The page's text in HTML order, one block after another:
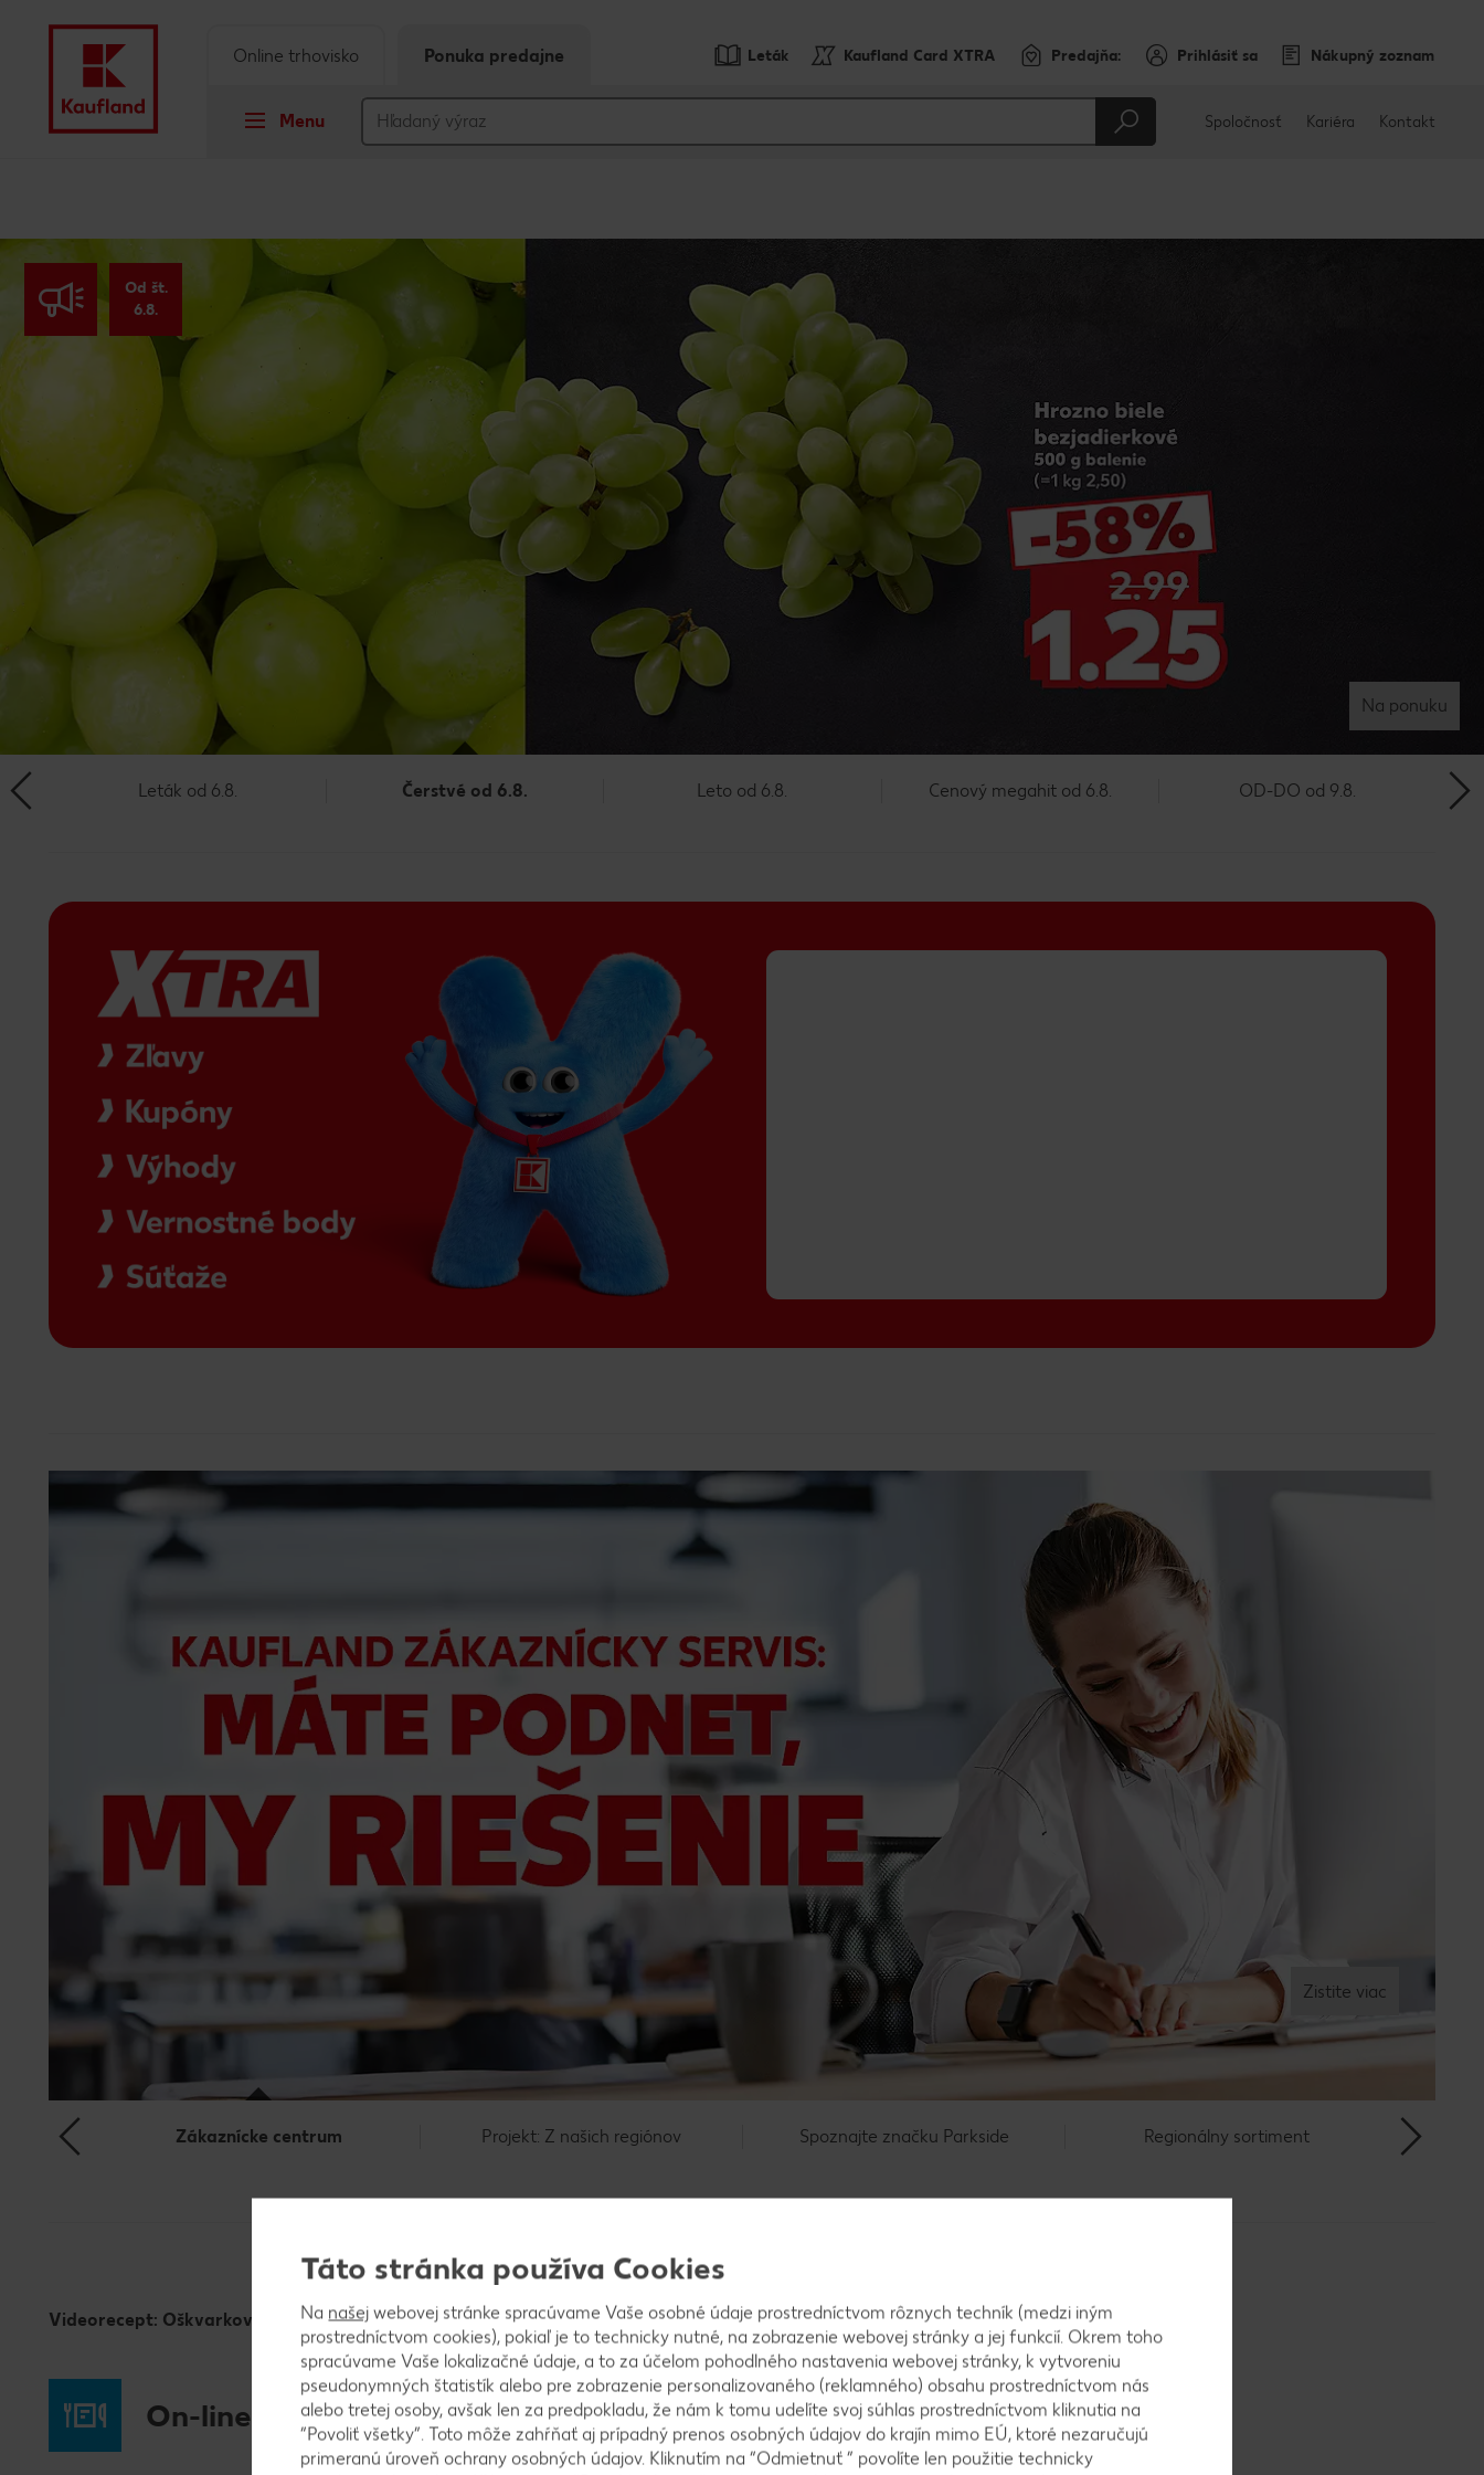
Päta
Vyskakovací bočný panel
Leták Kaufland Card XTRA Predajňa: Prihlásiť sa Nákupný zoznam
Menu
Online trhovisko Ponuka predajne
Spoločnosť Kariéra Kontakt
Od št.
6.8.
Na ponuku
Leták od 6.8. Čerstvé od 6.8. Leto od 6.8. Cenový megahit od 6.8. OD-DO od 9.8.
Zistite viac
Zákaznícke centrum Projekt: Z našich regiónov Spoznajte značku Parkside Regionálny sortiment
Videorecept: Oškvarkové pagáče (Miňova škola pečenia) Videorecept: Domáce rožky
On-line kuchárka
Táto stránka používa Cookies
Na našej webovej stránke spracúvame Vaše osobné údaje prostredníctvom rôznych techník (medzi iným
prostredníctvom cookies), pokiaľ je to technicky nutné, na zobrazenie webovej stránky a jej funkcií. Okrem toho
spracúvame Vaše lokalizačné údaje, a to za účelom pohodlného nastavenia webovej stránky, k vytvoreniu
pseudonymných štatistík alebo pre zobrazenie personalizovaného (reklamného) obsahu prostredníctvom nás
alebo tretej osoby, avšak len za predpokladu, že nám k tomu udelíte svoj súhlas prostredníctvom kliknutia na
“Povoliť všetky”. Toto môže zahŕňať aj prípadný prenos osobných údajov do krajín mimo EÚ, ktoré nezaručujú
primeranú úroveň ochrany osobných údajov. Kliknutím na “Odmietnuť ” povolíte len použitie technicky